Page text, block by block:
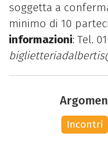
soggetta a
minimo di 10
informazioni: Tel.
Incontri